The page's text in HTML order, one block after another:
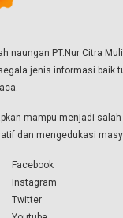
naungan PT.Nur Citra
jenis informasi baik
mampu menjadi
dan mengedukasi
Facebook
Instagram
Twitter